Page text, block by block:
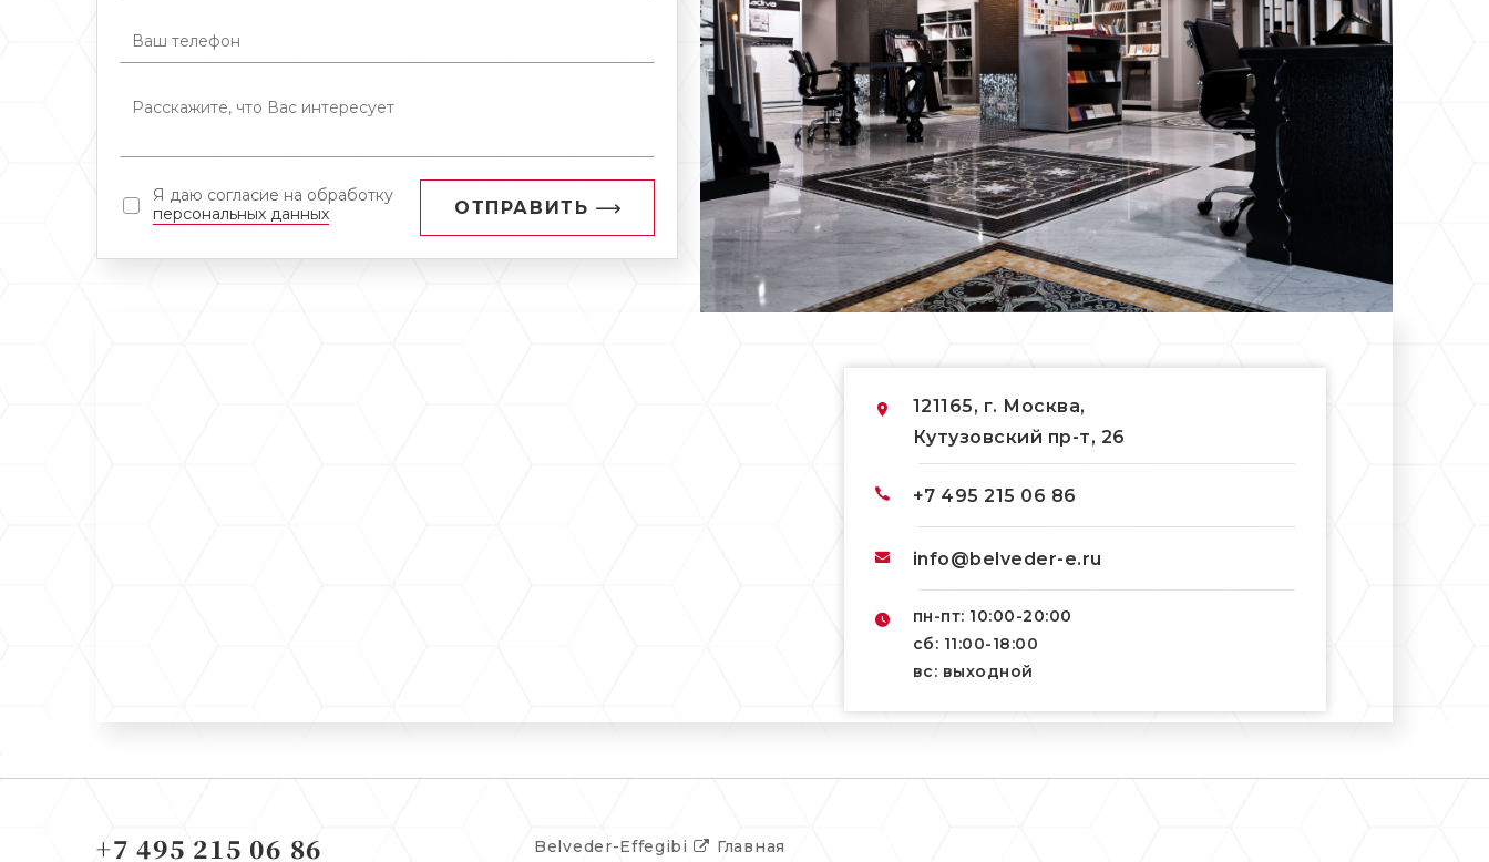
Я даю согласие на обработку
персональных данных
ОТПРАВИТЬ
121165, г. Москва,
Кутузовский пр-т, 26
+7 495 215 06 86
info@belveder-e.ru
пн-пт: 10:00-20:00
сб: 11:00-18:00
вс: выходной
+7 495 215 06 86 Главная
Belveder-Effegibi